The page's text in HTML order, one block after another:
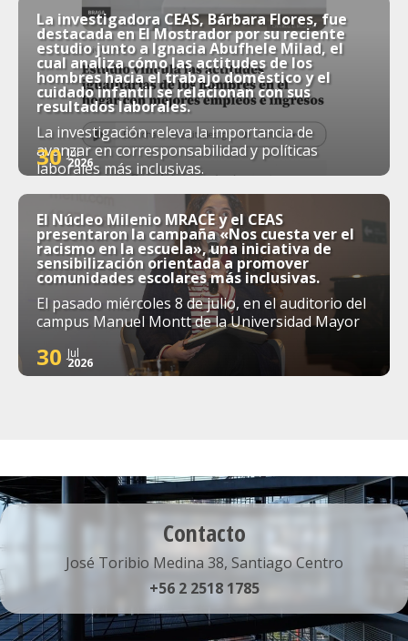
La investigadora CEAS, Bárbara Flores, fue
destacada en El Mostrador por su reciente
estudio junto a Ignacia Abufhele Milad, el
cual analiza cómo las actitudes de los
hombres hacia el trabajo doméstico y el
cuidado infantil se relacionan con sus
resultados laborales.
La investigación releva la importancia de
avanzar en corresponsabilidad y políticas
laborales más inclusivas.
30 Jul
2026
El Núcleo Milenio MRACE y el CEAS
presentaron la campaña «Nos cuesta ver el
racismo en la escuela», una iniciativa de
sensibilización orientada a promover
comunidades escolares más inclusivas.
El pasado miércoles 8 de julio, en el auditorio del
campus Manuel Montt de la Universidad Mayor
30 Jul
2026
Contacto
José Toribio Medina 38, Santiago Centro
+56 2 2518 1785